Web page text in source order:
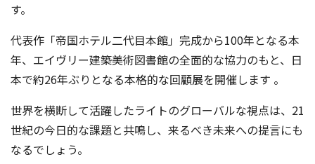
す。
代表作「帝国ホテル二代目本館」完成から100年となる本
年、エイヴリー建築美術図書館の全面的な協力のもと、日
本で約26年ぶりとなる本格的な回顧展を開催します 。
世界を横断して活躍したライトのグローバルな視点は、21
世紀の今日的な課題と共鳴し、来るべき未来への提言にも
なるでしょう。